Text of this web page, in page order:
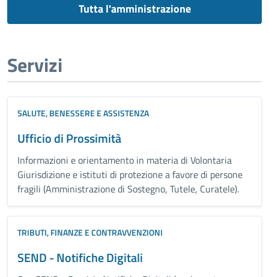
Tutta l'amministrazione
Servizi
SALUTE, BENESSERE E ASSISTENZA
Ufficio di Prossimità
Informazioni e orientamento in materia di Volontaria
Giurisdizione e istituti di protezione a favore di persone
fragili (Amministrazione di Sostegno, Tutele, Curatele).
TRIBUTI, FINANZE E CONTRAVVENZIONI
SEND - Notifiche Digitali